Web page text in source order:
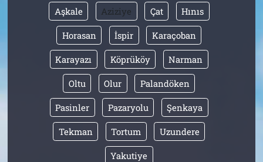
Aşkale Aziziye Çat Hınıs
Horasan İspir Karaçoban
Karayazı Köprüköy Narman
Oltu Olur Palandöken
Pasinler Pazaryolu Şenkaya
Tekman Tortum Uzundere
Yakutiye